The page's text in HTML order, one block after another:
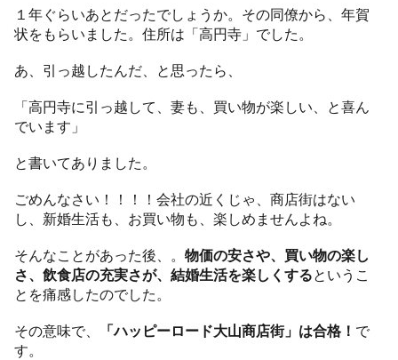
１年ぐらいあとだったでしょうか。その同僚から、年賀
状をもらいました。住所は「高円寺」でした。
あ、引っ越したんだ、と思ったら、
「高円寺に引っ越して、妻も、買い物が楽しい、と喜ん
でいます」
と書いてありました。
ごめんなさい！！！！会社の近くじゃ、商店街はない
し、新婚生活も、お買い物も、楽しめませんよね。
そんなことがあった後、。物価の安さや、買い物の楽し
さ、飲食店の充実さが、結婚生活を楽しくするというこ
とを痛感したのでした。
その意味で、 「ハッピーロード大山商店街」は合格！ で
す。